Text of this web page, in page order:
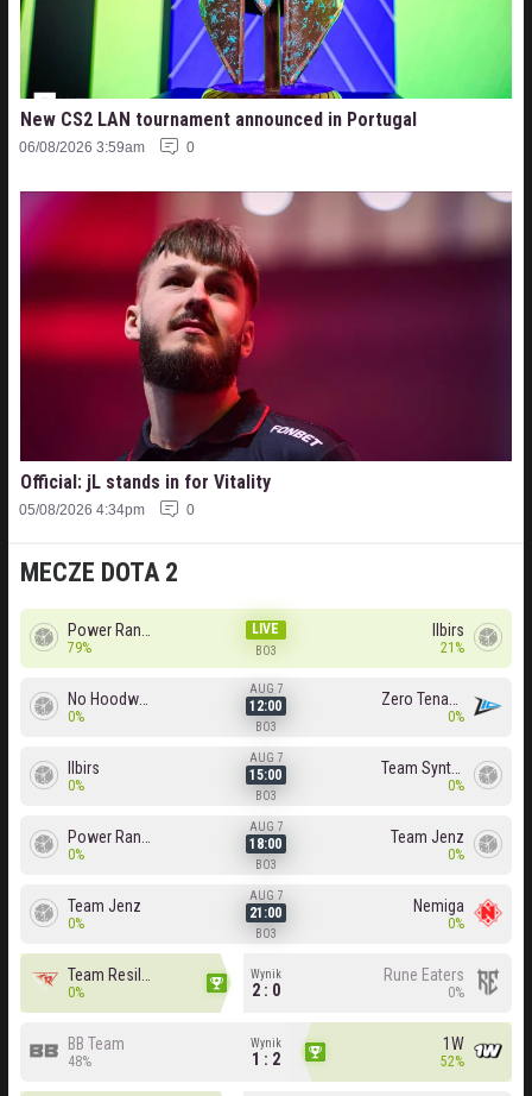
MECZE DOTA 2
Power Rangers
79%
LIVE
BO3
Ilbirs
21%
No Hoodwink
0%
AUG 7
12:00
BO3
Zero Tenacity
0%
Ilbirs
0%
AUG 7
15:00
BO3
Team Syntax
0%
Power Rangers
0%
AUG 7
18:00
BO3
Team Jenz
0%
Team Jenz
0%
AUG 7
21:00
BO3
Nemiga
0%
Team Resilience
0%
Wynik
2 : 0
Rune Eaters
0%
BB Team
48%
Wynik
1 : 2
1W
52%
New CS2 LAN tournament announced in Portugal
06/08/2026 3:59am 0
Official: jL stands in for Vitality
05/08/2026 4:34pm 0